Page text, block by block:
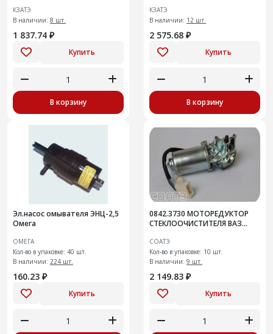
1117-1119 Калина, Chevrolet
Niva (12мм)
КЗАТЭ
В наличии: 8 шт.
1 837.74 ₽
Купить
В корзину
КЗАТЭ
В наличии: 12 шт.
2 575.68 ₽
Купить
В корзину
Эл.насос омывателя ЭНЦ-2,5
Омега
ОМЕГА
Кол-во в упаковке: 40 шт.
В наличии: 224 шт.
160.23 ₽
Купить
0842.3730 МОТОРЕДУКТОР
СТЕКЛООЧИСТИТЕЛЯ ВАЗ
СОАТЭ
Кол-во в упаковке: 10 шт.
В наличии: 9 шт.
2 149.83 ₽
Купить